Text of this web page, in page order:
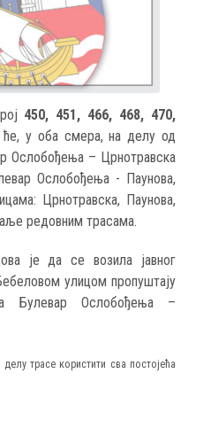
450, 451, 466, 468, 470,
ће, у оба смера, на делу од
Ослобођења – Црнотравска
Ослобођења - Паунова,
Црнотравска, Паунова,
редовним трасама.
је да се возила јавног
улицом пропуштају
Булевар Ослобођења –
трасе користити сва постојећа